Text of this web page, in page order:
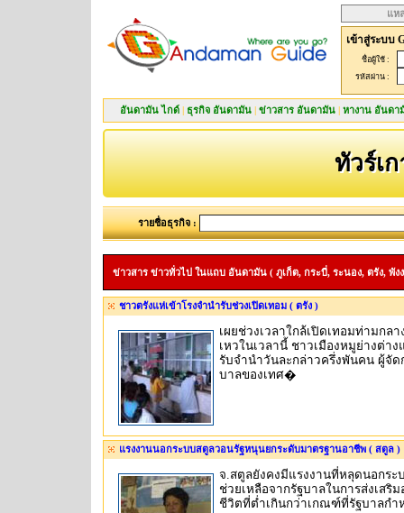
แห
เข้าสู่ระบบ
ชื่อผู้ใช้ :
รหัสผ่าน :
อันดามัน ไกด์ | ธุรกิจ อันดามัน | ข่าวสาร อันดามัน | หางาน อันดา
ทัวร์เ
รายชื่อธุรกิจ :
ข่าวสาร ข่าวทั่วไป ในแถบ อันดามัน ( ภูเก็ต, กระบี่, ระนอง, ตรัง, พัง
ชาวตรังแห่เข้าโรงจำนำรับช่วงเปิดเทอม ( ตรัง )
เผยช่วงเวลาใกล้เปิดเทอมท่ามกล
เหวในเวลานี้ ชาวเมืองหมูย่างต่าง
รับจำนำวันละกล่าวครึ่งพันคน ผู้จั
บาลของเทศ�
แรงงานนอกระบบสตูลวอนรัฐหนุนยกระดับมาตรฐานอาชีพ ( สตูล )
จ.สตูลยังคงมีแรงงานที่หลุดนอกระ
ช่วยเหลือจากรัฐบาลในการส่งเส
ชีวิตที่ต่ำเกินกว่าเกณฑ์ที่รัฐบาลก